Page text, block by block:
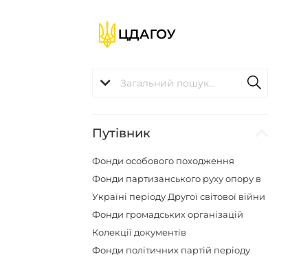
Путівник
Фонди особового походження
Фонди партизанського руху опору в
Україні періоду Другої світової війни
Фонди громадських організацій
Колекції документів
Фонди політичних партій періоду